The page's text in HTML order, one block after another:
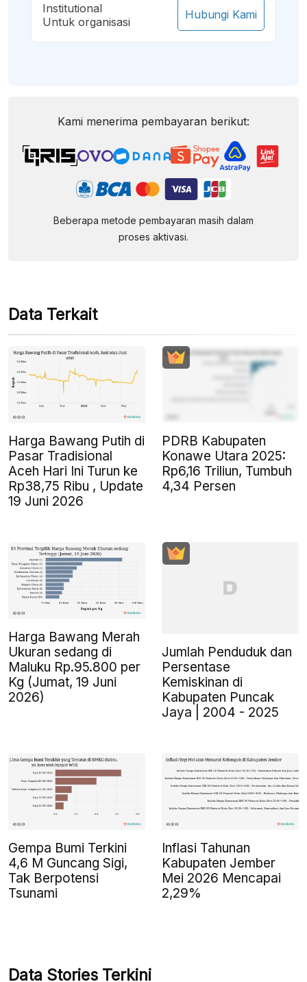
Institutional
Untuk organisasi
Hubungi Kami
Kami menerima pembayaran berikut:
Beberapa metode pembayaran masih dalam
proses aktivasi.
Data Terkait
Harga Bawang Putih di
Pasar Tradisional
Aceh Hari Ini Turun ke
Rp38,75 Ribu , Update
19 Juni 2026
PDRB Kabupaten
Konawe Utara 2025:
Rp6,16 Triliun, Tumbuh
4,34 Persen
Harga Bawang Merah
Ukuran sedang di
Maluku Rp.95.800 per
Kg (Jumat, 19 Juni
2026)
Jumlah Penduduk dan
Persentase
Kemiskinan di
Kabupaten Puncak
Jaya | 2004 - 2025
Gempa Bumi Terkini
4,6 M Guncang Sigi,
Tak Berpotensi
Tsunami
Inflasi Tahunan
Kabupaten Jember
Mei 2026 Mencapai
2,29%
Data Stories Terkini